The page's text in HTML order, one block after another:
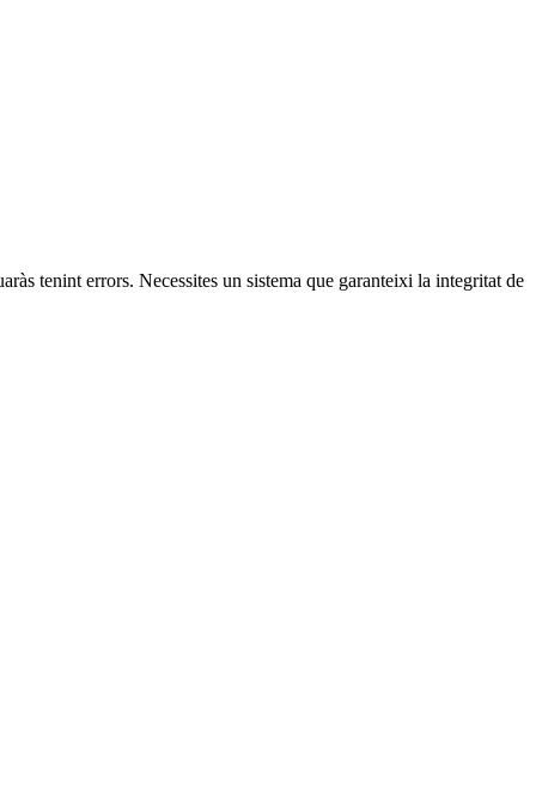
tenint errors. Necessites un sistema que garanteixi la integritat de